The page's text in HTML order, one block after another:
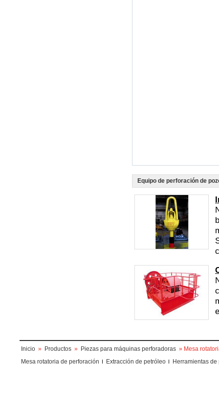
Equipo de perforación de
Inicio » Productos » Piezas para máquinas perforadoras » Mesa
Mesa rotatoria de perforación
Extracción de petróleo Herramientas